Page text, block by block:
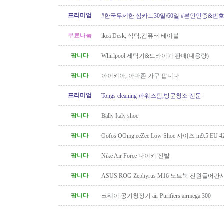
프리미엄 #한국무제한 심카드30일/60일 #본인인증&번
무료나눔 ikea Desk, 식탁,컴퓨터 테이블
팝니다 Whirlpool 세탁기&드라이기 판매(대용량)
팝니다 아이키아, 아마존 가구 팝니다
프리미엄 Tongs cleaning 파워스팀,방문청소 전문
팝니다 Bally Italy shoe
팝니다 Oofos OOmg eeZee Low Shoe 사이즈 m9.5 EU
팝니다 Nike Air Force 나이키 신발
팝니다 ASUS ROG Zephyrus M16 노트북 전원들어간
팝니다 코웨이 공기청정기 air Purifiers airmega 300